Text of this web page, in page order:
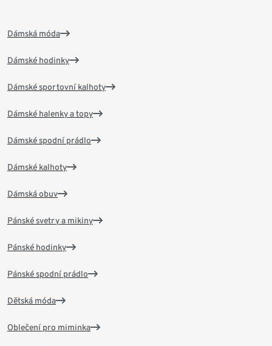
Dámská móda
Dámské hodinky
Dámské sportovní kalhoty
Dámské halenky a topy
Dámské spodní prádlo
Dámské kalhoty
Dámská obuv
Pánské svetry a mikiny
Pánské hodinky
Pánské spodní prádlo
Dětská móda
Oblečení pro miminka